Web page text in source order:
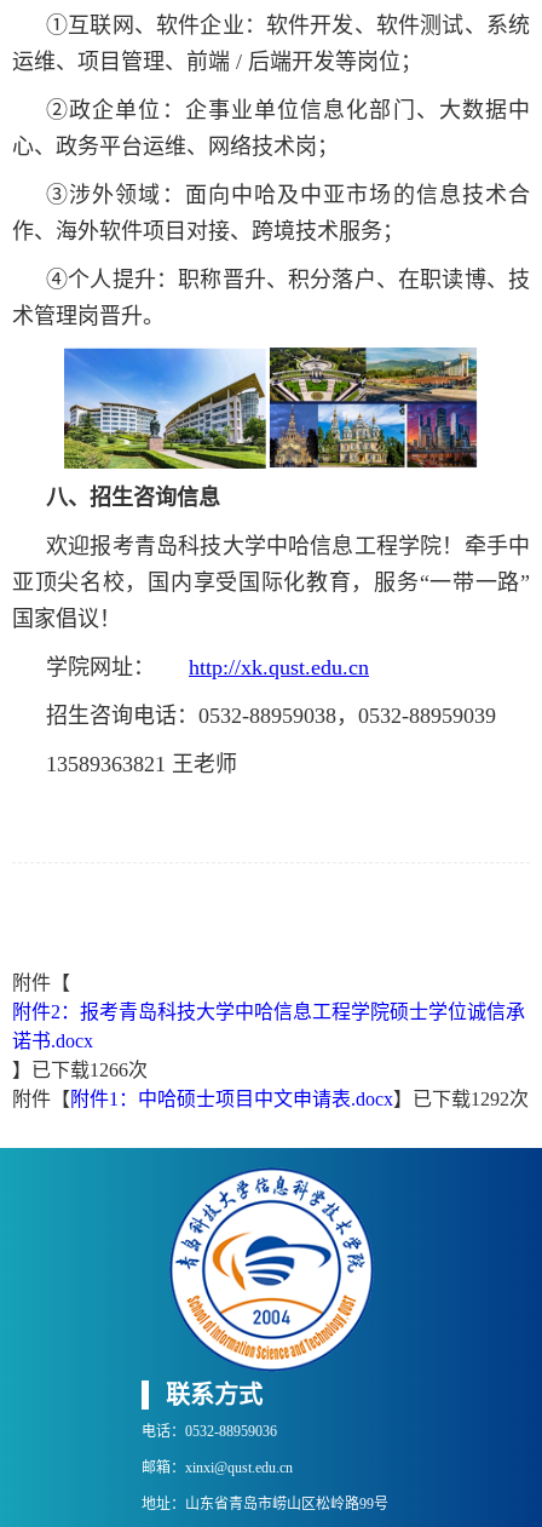
①互联网、软件企业：软件开发、软件测试、系统
运维、项目管理、前端 / 后端开发等岗位；
②政企单位：企事业单位信息化部门、大数据中
心、政务平台运维、网络技术岗；
③涉外领域：面向中哈及中亚市场的信息技术合
作、海外软件项目对接、跨境技术服务；
④个人提升：职称晋升、积分落户、在职读博、技
术管理岗晋升。
八、招生咨询信息
欢迎报考青岛科技大学中哈信息工程学院！牵手中
亚顶尖名校，国内享受国际化教育，服务“一带一路”
国家倡议！
学院网址：
http://xk.qust.edu.cn
招生咨询电话：0532-88959038，0532-88959039
13589363821 王老师
附件【
附件2：报考青岛科技大学中哈信息工程学院硕士学位诚信承
诺书.docx
】已下载1266次
附件【 附件1：中哈硕士项目中文申请表.docx】已下载1292次
联系方式
电话：0532-88959036
邮箱：xinxi@qust.edu.cn
地址：山东省青岛市崂山区松岭路99号